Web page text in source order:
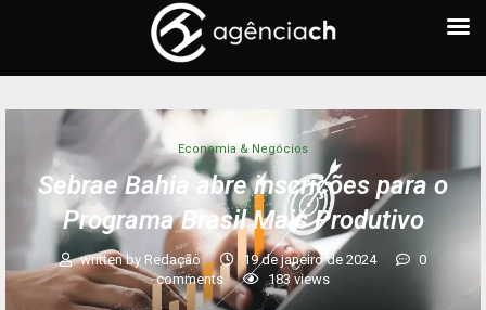
Economia & Negócios
Sebrae Bahia abre inscrições para o
Programa Brasil Mais Produtivo
written by Redação 19 de janeiro de 2024
0
comments
183views